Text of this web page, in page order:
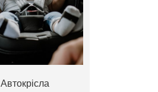
Автокрісла